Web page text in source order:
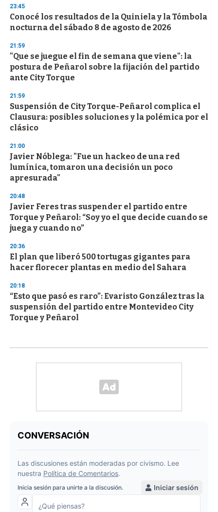
s
e
c
o
d
s
23:45
Conocé los resultados de la Quiniela y la Tómbola
nocturna del sábado 8 de agosto de 2026
21:59
"Que se juegue el fin de semana que viene": la
postura de Peñarol sobre la fijación del partido
ante City Torque
21:59
Suspensión de City Torque-Peñarol complica el
Clausura: posibles soluciones y la polémica por el
clásico
21:00
Javier Nóblega: "Fue un hackeo de una red
lumínica, tomaron una decisión un poco
apresurada"
20:48
Javier Feres tras suspender el partido entre
Torque y Peñarol: “Soy yo el que decide cuando se
juega y cuando no”
20:36
El plan que liberó 500 tortugas gigantes para
hacer florecer plantas en medio del Sahara
20:18
“Esto que pasó es raro”: Evaristo González tras la
suspensión del partido entre Montevideo City
Torque y Peñarol